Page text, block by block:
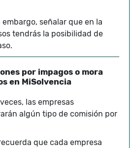
señalar que en la
tendrás la posibilidad de
por impagos o mora
en MiSolvencia
las empresas
algún tipo de comisión por
que cada empresa